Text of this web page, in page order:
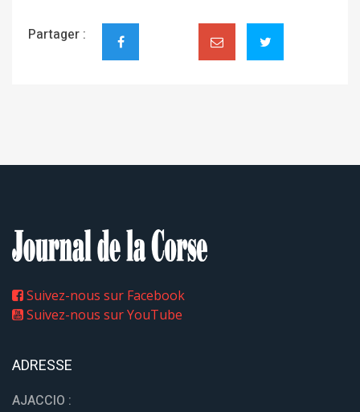
Partager :
Suivez-nous sur Facebook
Suivez-nous sur YouTube
ADRESSE
AJACCIO :